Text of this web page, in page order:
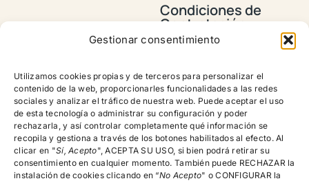
Gestionar consentimiento
Utilizamos cookies propias y de terceros para personalizar el
contenido de la web, proporcionarles funcionalidades a las redes
sociales y analizar el tráfico de nuestra web. Puede aceptar el uso
de esta tecnología o administrar su configuración y poder
rechazarla, y así controlar completamente qué información se
recopila y gestiona a través de los botones habilitados al efecto. Al
clicar en "Sí, Acepto", ACEPTA SU USO, si bien podrá retirar su
consentimiento en cualquier momento. También puede RECHAZAR la
instalación de cookies clicando en “No Acepto" o CONFIGURAR la
Condiciones de
Contratación y
Envios
devoluciones,
reembolsos y
cancelación de
pedidos
Encuéntranos!